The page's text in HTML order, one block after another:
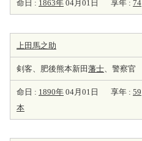
命日 : 1863年 04月01日 享年 : 74
上田馬之助
剣客、肥後熊本新田 藩士、警察官
命日 : 1890年 04月01日 享年 : 59
本